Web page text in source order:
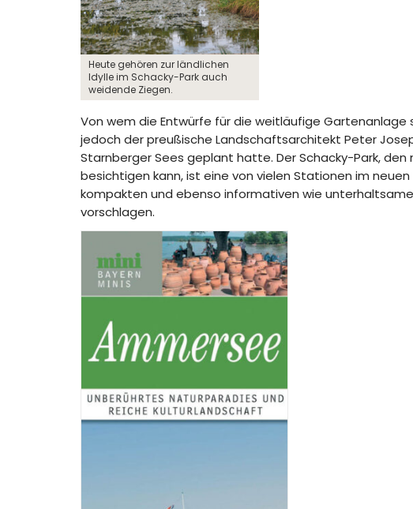
Heute gehören zur ländlichen
Idylle im Schacky-Park auch
weidende Ziegen.
Von wem die Entwürfe für die weitläufige
jedoch der preußische Landschaftsarchitekt Peter
Starnberger Sees geplant hatte. Der Schacky-Park,
besichtigen kann, ist eine von vielen Stationen im
kompakten und ebenso informativen wie
vorschlagen.